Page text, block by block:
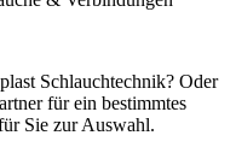
Schlauchtechnik? Oder
für ein bestimmtes
Sie zur Auswahl.